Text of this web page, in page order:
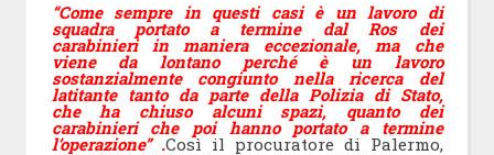
“Come sempre in questi casi è un lavoro di
squadra portato a termine dal Ros dei
carabinieri in maniera eccezionale, ma che
viene da lontano perché è un lavoro
sostanzialmente congiunto nella ricerca del
latitante tanto da parte della Polizia di Stato,
che ha chiuso alcuni spazi, quanto dei
carabinieri che poi hanno portato a termine
l’operazione” .Così il procuratore di Palermo,